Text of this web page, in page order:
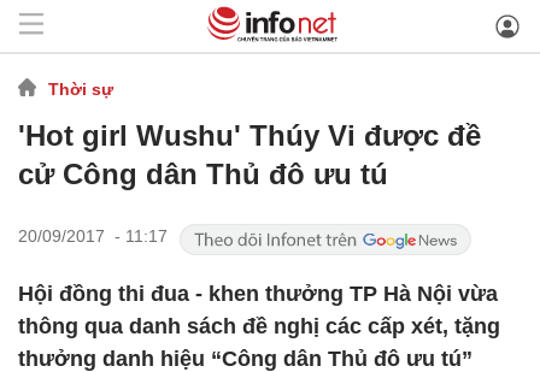
Thời sự
'Hot girl Wushu' Thúy Vi được đề
cử Công dân Thủ đô ưu tú
20/09/2017 - 11:17
Hội đồng thi đua - khen thưởng TP Hà Nội vừa
thông qua danh sách đề nghị các cấp xét, tặng
thưởng danh hiệu “Công dân Thủ đô ưu tú”